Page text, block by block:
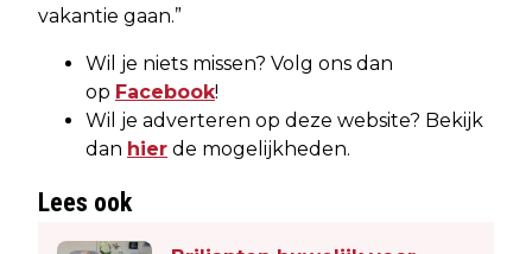
vakantie gaan.”
Wil je niets missen? Volg ons dan
op Facebook!
Wil je adverteren op deze website? Bekijk
dan hier de mogelijkheden.
Lees ook